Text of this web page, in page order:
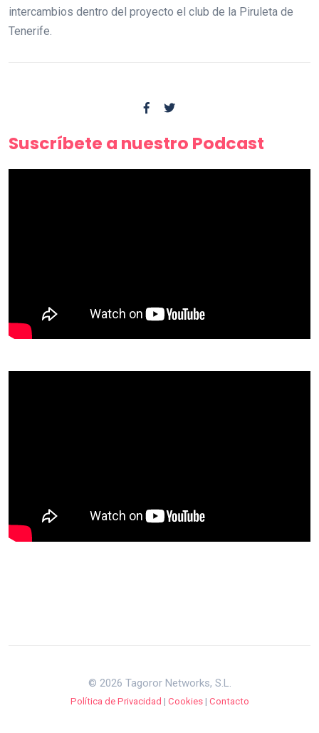
intercambios dentro del proyecto el club de la Piruleta de
Tenerife.
Suscríbete a nuestro Podcast
© 2026 Tagoror Networks, S.L.
Política de Privacidad | Cookies| Contacto